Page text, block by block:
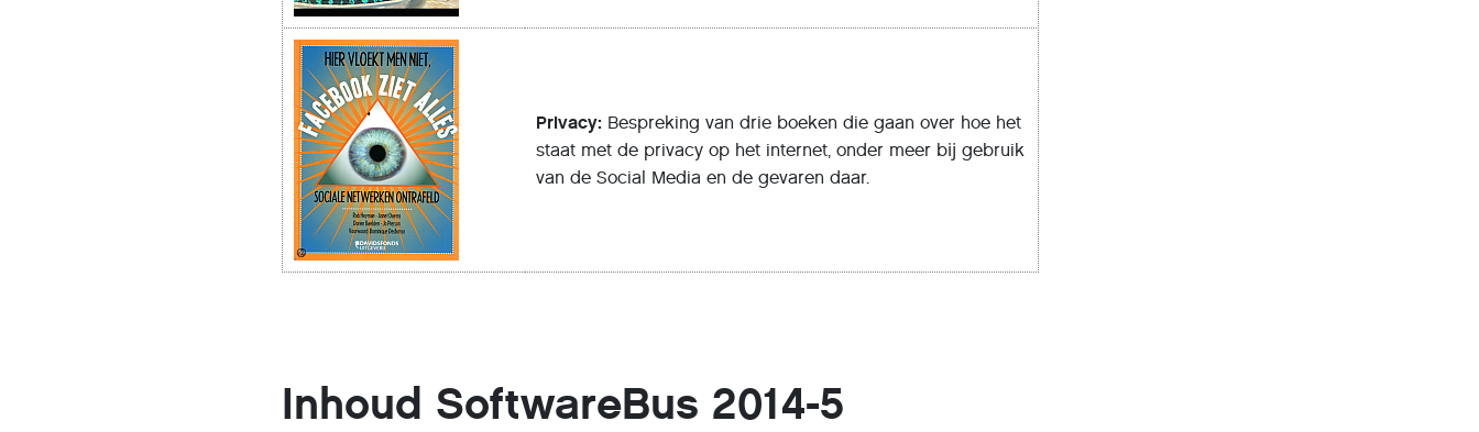
Privacy: Bespreking van drie boeken die gaan over hoe het
staat met de privacy op het internet, onder meer bĳ gebruik
van de Social Media en de gevaren daar.
Inhoud SoftwareBus 2014-5